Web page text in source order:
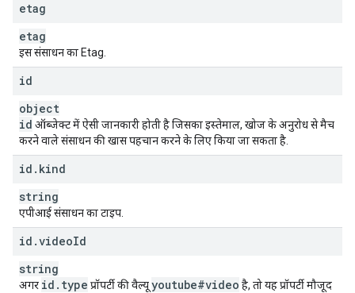
etag
etag
इस संसाधन का Etag.
id
object
id ऑब्जेक्ट में ऐसी जानकारी होती है जिसका इस्तेमाल, खोज के अनुरोध से मैच
करने वाले संसाधन की खास पहचान करने के लिए किया जा सकता है.
id . kind
string
एपीआई संसाधन का टाइप.
id .videoId
string
अगर id . type प्रॉपर्टी की वैल्यूyoutube#video है, तो यह प्रॉपर्टी मौजूद